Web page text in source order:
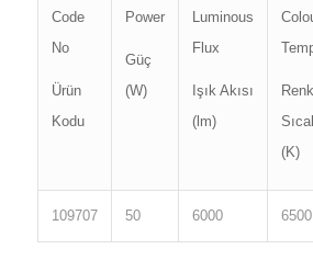
Code
No
Ürün
Kodu
Power
Güç
(W)
Luminous
Flux
Işık Akısı
(lm)
Renk
(K)
109707 50 6000 6500